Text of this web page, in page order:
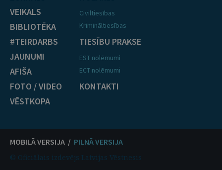
VEIKALS
BIBLIOTĒKA
#TEIRDARBS
JAUNUMI
AFIŠA
FOTO / VIDEO
VĒSTKOPA
Civiltiesības
Krimināltiesības
TIESĪBU PRAKSE
EST nolēmumi
ECT nolēmumi
KONTAKTI
MOBILĀ VERSIJA / PILNĀ VERSIJA
© Oficiālais izdevējs Latvijas Vēstnesis